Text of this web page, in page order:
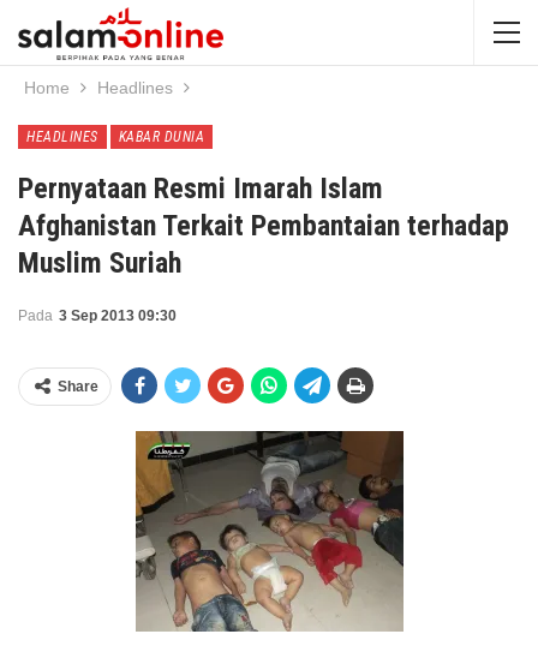
Home Headlines
HEADLINES KABAR DUNIA
Pernyataan Resmi Imarah Islam
Afghanistan Terkait Pembantaian terhadap
Muslim Suriah
Pada 3 Sep 2013 09:30
Share